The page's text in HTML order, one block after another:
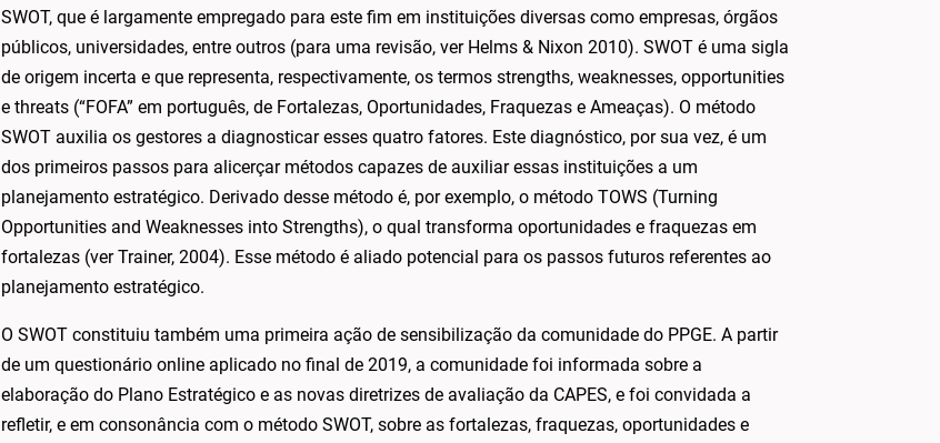
SWOT, que é largamente empregado para este fim em instituições diversas como empresas, órgãos
públicos, universidades, entre outros (para uma revisão, ver Helms & Nixon 2010). SWOT é uma sigla
de origem incerta e que representa, respectivamente, os termos strengths, weaknesses, opportunities
e threats (“FOFA” em português, de Fortalezas, Oportunidades, Fraquezas e Ameaças). O método
SWOT auxilia os gestores a diagnosticar esses quatro fatores. Este diagnóstico, por sua vez, é um
dos primeiros passos para alicerçar métodos capazes de auxiliar essas instituições a um
planejamento estratégico. Derivado desse método é, por exemplo, o método TOWS (Turning
Opportunities and Weaknesses into Strengths), o qual transforma oportunidades e fraquezas em
fortalezas (ver Trainer, 2004). Esse método é aliado potencial para os passos futuros referentes ao
planejamento estratégico.
O SWOT constituiu também uma primeira ação de sensibilização da comunidade do PPGE. A partir
de um questionário online aplicado no final de 2019, a comunidade foi informada sobre a
elaboração do Plano Estratégico e as novas diretrizes de avaliação da CAPES, e foi convidada a
refletir, e em consonância com o método SWOT, sobre as fortalezas, fraquezas, oportunidades e